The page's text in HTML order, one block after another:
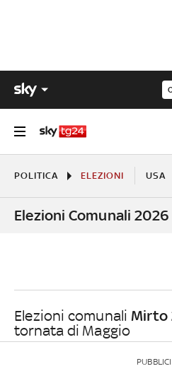
POLITICA ELEZIONI USA
Elezioni Comunali 2026
Elezioni comunali Mirto
tornata di Maggio